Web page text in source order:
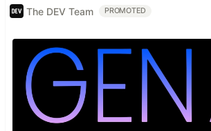
The DEV Team PROMOTED